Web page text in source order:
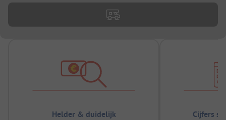
Helder & duidelijk Cijfers